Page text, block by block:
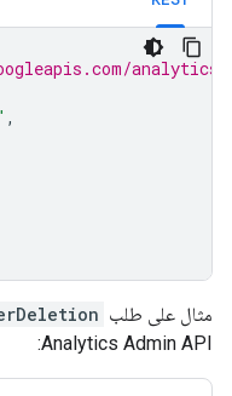
analytics/
,
مثال على طلب
Analytics Admin API: